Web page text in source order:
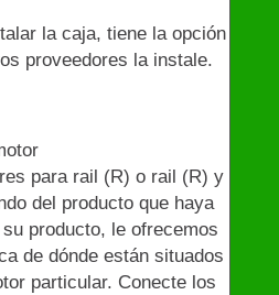
la caja, tiene la opción de
proveedores la instale.
para rail (R) o rail (R) y
del producto que haya
producto, le ofrecemos
de dónde están situados los
particular. Conecte los